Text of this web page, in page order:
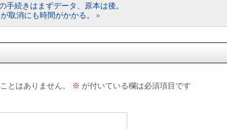
手続きはまずデータ、原本は後。
取消にも時間がかかる。
»
とはありません。 ※ が付いている欄は必須項目です